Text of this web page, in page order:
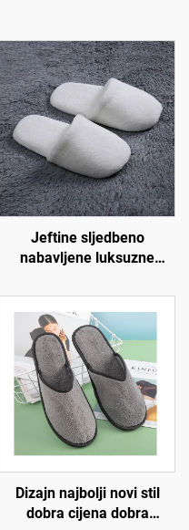
Jeftine sljedbeno
nabavljene luksuzne
spa, uniseks, jednokratne,
meke i udobne papuče za
hotelske sobe
Dizajn najbolji novi stil
dobra cijena dobra